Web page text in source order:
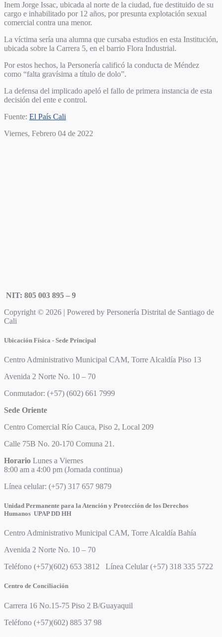
Inem Jorge Issac, ubicada al norte de la ciudad, fue destituido de su
cargo e inhabilitado por 12 años, por presunta explotación sexual
comercial contra una menor.
La víctima sería una alumna que cursaba estudios en esta Institución,
ubicada sobre la Carrera 5, en el barrio Flora Industrial.
Por estos hechos, la Personería calificó la conducta de Méndez
como “falta gravísima a título de dolo”.
La defensa del implicado apeló el fallo de primera instancia de esta
decisión del ente e control.
Fuente: El País Cali
Viernes, Febrero 04 de 2022
NIT: 805 003 895 – 9
Copyright © 2026 | Powered by Personería Distrital de Santiago de
Cali
Ubicación Física - Sede Principal
Centro Administrativo Municipal CAM, Torre Alcaldía Piso 13
Avenida 2 Norte No. 10 – 70
Conmutador: (+57) (602) 661 7999
Sede Oriente
Centro Comercial Río Cauca, Piso 2, Local 209
Calle 75B No. 20-170 Comuna 21.
Horario Lunes a Viernes
8:00 am a 4:00 pm (Jornada continua)
Línea celular: (+57) 317 657 9879
Unidad Permanente para la Atención y Protección de los Derechos
Humanos UPAP DD HH
Centro Administrativo Municipal CAM, Torre Alcaldía Bahía
Avenida 2 Norte No. 10 – 70
Teléfono (+57)(602) 653 3812 Línea Celular (+57) 318 335 5722
Centro de Conciliación
Carrera 16 No.15-75 Piso 2 B/Guayaquil
Teléfono (+57)(602) 885 37 98